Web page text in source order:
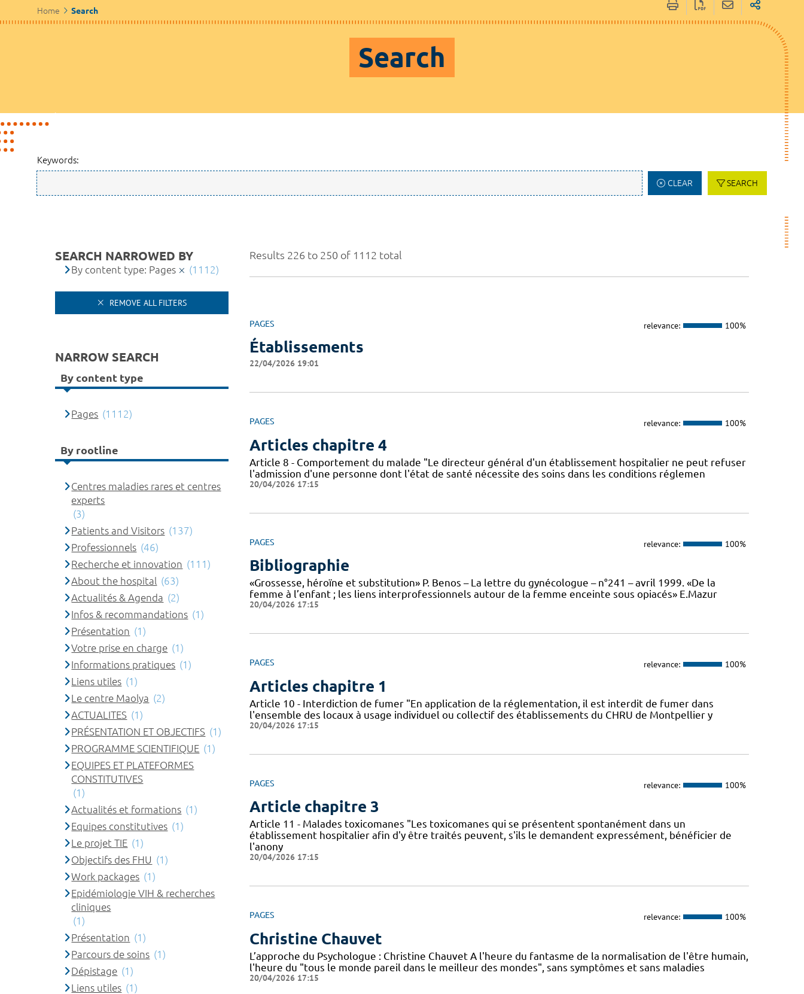
Home Search
Search
Keywords:
CLEAR SEARCH
Results 226 to 250 of 1112 total
PAGES relevance: 100%
Établissements
22/04/2026 19:01
PAGES relevance: 100%
Articles chapitre 4
Article 8 - Comportement du malade "Le directeur général d'un établissement hospitalier ne peut refuser
l'admission d'une personne dont l'état de santé nécessite des soins dans les conditions réglemen
20/04/2026 17:15
PAGES relevance: 100%
Bibliographie
«Grossesse, héroïne et substitution» P. Benos – La lettre du gynécologue – n°241 – avril 1999. «De la
femme à l’enfant ; les liens interprofessionnels autour de la femme enceinte sous opiacés» E.Mazur
20/04/2026 17:15
PAGES relevance: 100%
Articles chapitre 1
Article 10 - Interdiction de fumer "En application de la réglementation, il est interdit de fumer dans
l'ensemble des locaux à usage individuel ou collectif des établissements du CHRU de Montpellier y
20/04/2026 17:15
PAGES relevance: 100%
Article chapitre 3
Article 11 - Malades toxicomanes "Les toxicomanes qui se présentent spontanément dans un
établissement hospitalier afin d'y être traités peuvent, s'ils le demandent expressément, bénéficier de
l'anony
20/04/2026 17:15
PAGES relevance: 100%
Christine Chauvet
L’approche du Psychologue : Christine Chauvet A l'heure du fantasme de la normalisation de l'être humain,
l'heure du "tous le monde pareil dans le meilleur des mondes", sans symptômes et sans maladies
20/04/2026 17:15
SEARCH NARROWED BY
By content type: Pages (1112)
REMOVE ALL FILTERS
NARROW SEARCH
By content type
Pages (1112)
By rootline
Centres maladies rares et centres
experts
(3)
Patients and Visitors (137)
Professionnels (46)
Recherche et innovation (111)
About the hospital (63)
Actualités & Agenda (2)
Infos & recommandations (1)
Présentation (1)
Votre prise en charge (1)
Informations pratiques (1)
Liens utiles (1)
Le centre Maolya (2)
ACTUALITES (1)
PRÉSENTATION ET OBJECTIFS (1)
PROGRAMME SCIENTIFIQUE (1)
EQUIPES ET PLATEFORMES
CONSTITUTIVES
(1)
Actualités et formations (1)
Equipes constitutives (1)
Le projet TIE (1)
Objectifs des FHU (1)
Work packages (1)
Epidémiologie VIH & recherches
cliniques
(1)
Présentation (1)
Parcours de soins (1)
Dépistage (1)
Liens utiles (1)